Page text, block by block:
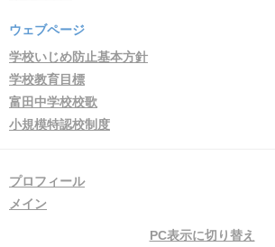
ウェブページ
学校いじめ防止基本方針
学校教育目標
富田中学校校歌
小規模特認校制度
プロフィール
メイン
PC表示に切り替え